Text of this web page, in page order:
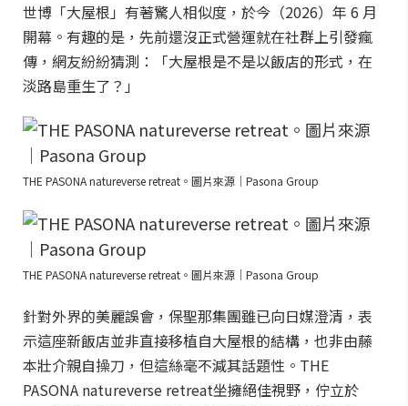
世博「大屋根」有著驚人相似度，於今（2026）年 6 月
開幕。有趣的是，先前還沒正式營運就在社群上引發瘋
傳，網友紛紛猜測：「大屋根是不是以飯店的形式，在
淡路島重生了？」
THE PASONA natureverse retreat。圖片來源｜Pasona Group
THE PASONA natureverse retreat。圖片來源｜Pasona Group
針對外界的美麗誤會，保聖那集團雖已向日媒澄清，表
示這座新飯店並非直接移植自大屋根的結構，也非由藤
本壯介親自操刀，但這絲毫不減其話題性。THE
PASONA natureverse retreat坐擁絕佳視野，佇立於